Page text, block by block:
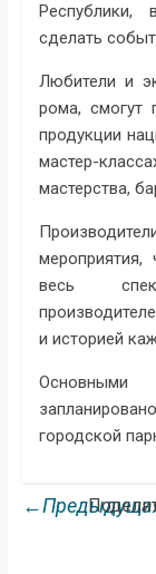
Республики,
сделать
Любители и
рома, смогут
продукции
мастер-
мастерства,
мероприятия,
весь
и историей
Основными
городской